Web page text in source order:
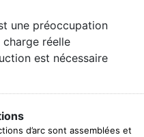
une préoccupation
réelle
est nécessaire
d’arc sont assemblées et